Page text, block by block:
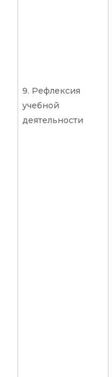
9. Рефлексия
учебной
деятельности